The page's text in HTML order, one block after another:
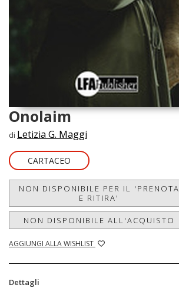
Onolaim
di Letizia G. Maggi
CARTACEO
NON DISPONIBILE PER IL 'PRENOTA
E RITIRA'
NON DISPONIBILE ALL'ACQUISTO
AGGIUNGI ALLA WISHLIST
Dettagli